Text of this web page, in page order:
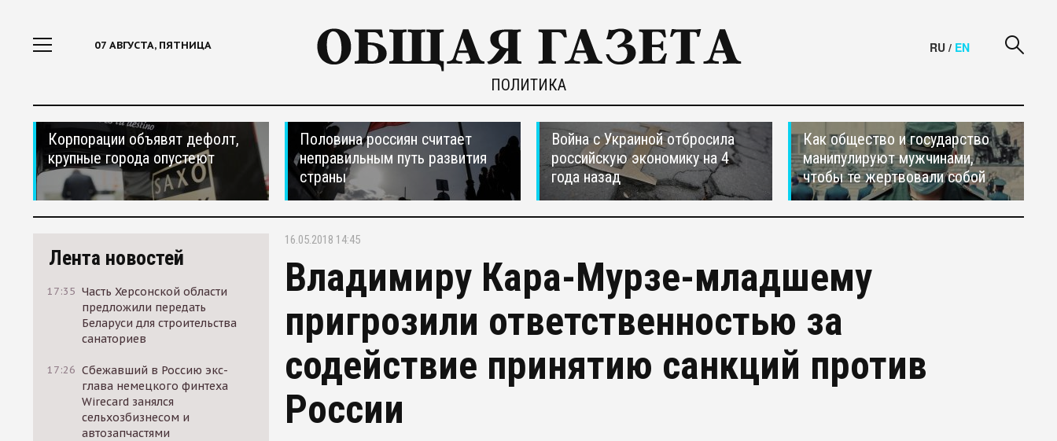
07 АВГУСТА, ПЯТНИЦА
ПОЛИТИКА
RU / EN
Корпорации объявят дефолт,
крупные города опустеют
Половина россиян считает
неправильным путь развития
страны
Война с Украиной отбросила
российскую экономику на 4
года назад
Как общество и государство
манипулируют мужчинами,
чтобы те жертвовали собой
Лента новостей
17:35 Часть Херсонской области
предложили передать
Беларуси для строительства
санаториев
17:26 Сбежавший в Россию экс-
глава немецкого финтеха
Wirecard занялся
сельхозбизнесом и
автозапчастями
16.05.2018 14:45
Владимиру Кара-Мурзе-младшему
пригрозили ответственностью за
содействие принятию санкций против
России